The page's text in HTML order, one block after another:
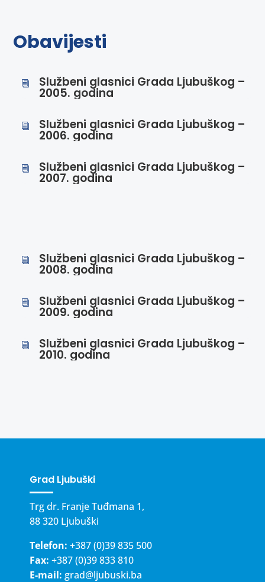
Obavijesti
i Službeni glasnici Grada Ljubuškog –
2005. godina
i Službeni glasnici Grada Ljubuškog –
2006. godina
i Službeni glasnici Grada Ljubuškog –
2007. godina
i Službeni glasnici Grada Ljubuškog –
2008. godina
i Službeni glasnici Grada Ljubuškog –
2009. godina
i Službeni glasnici Grada Ljubuškog –
2010. godina
Grad Ljubuški
Trg dr. Franje Tuđmana 1,
88 320 Ljubuški
Telefon: +387 (0)39 835 500
Fax: +387 (0)39 833 810
E-mail: grad@ljubuski.ba